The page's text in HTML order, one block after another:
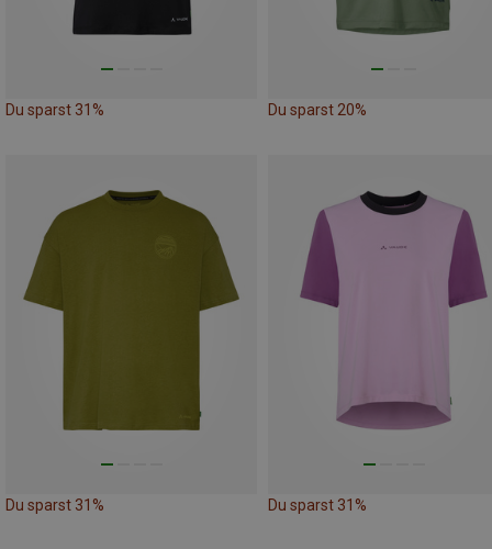
Du sparst 31% Du sparst 20%
Du sparst 31% Du sparst 31%